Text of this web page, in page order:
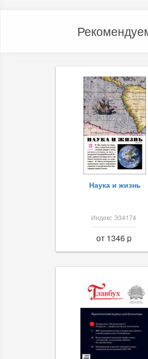
Наука и жизнь
Индекс Э34174
от 1346 p